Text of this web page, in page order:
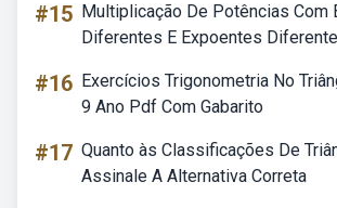
#15 Multiplicação De Potências Com
Diferentes E Expoentes
#16 Exercícios Trigonometria No
9 Ano Pdf Com Gabarito
#17 Quanto às Classificações De
Assinale A Alternativa Correta